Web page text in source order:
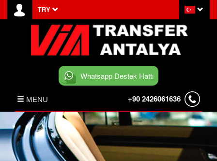
TRY
Whatsapp Destek Hattı
MENU +90 2426061636
ANASAYFA
HABERLER